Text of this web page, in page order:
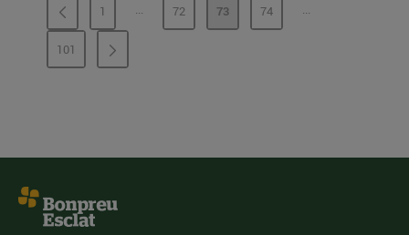
PÀGINA
1 ...PÀGINES INTERMÈDIES
PÀGINA
72 PÀGINA
73 PÀGINA
74 ...PÀGINES
PÀGINA
101